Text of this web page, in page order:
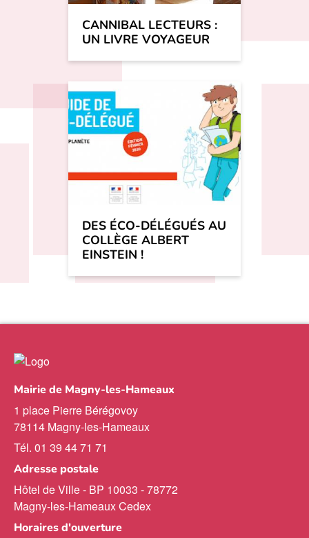
CANNIBAL LECTEURS :
UN LIVRE VOYAGEUR
DES ÉCO-DÉLÉGUÉS AU
COLLÈGE ALBERT
EINSTEIN !
Mairie de Magny-les-Hameaux
1 place Pierre Bérégovoy
78114 Magny-les-Hameaux
Tél. 01 39 44 71 71
Adresse postale
Hôtel de Ville - BP 10033 - 78772
Magny-les-Hameaux Cedex
Horaires d'ouverture